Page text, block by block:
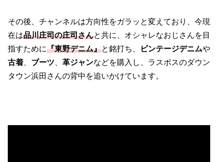
その後、チャンネルは方向性をガラッと変えており、今現
在は品川庄司の庄司さんと共に、オシャレなおじさんを目
指すために『東野デニム』と銘打ち、 ビンテージデニムや
古着
ブーツ 革ジャンなどを購入し、ラスボスのダウン
タウン浜田さんの背中を追いかけています。